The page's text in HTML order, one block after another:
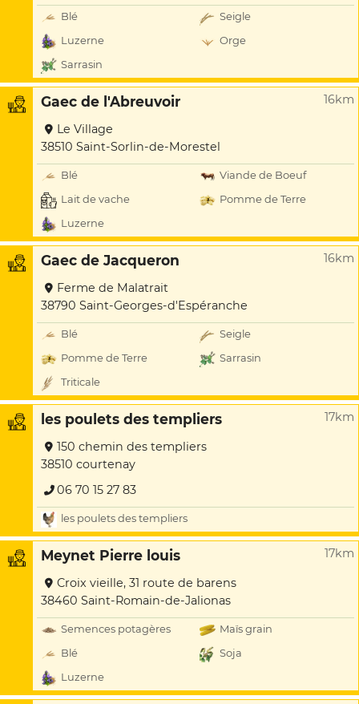
Blé
Seigle
Luzerne
Orge
Sarrasin
Gaec de l'Abreuvoir 16km
Le Village
38510 Saint-Sorlin-de-Morestel
Blé
Viande de Boeuf
Lait de vache
Pomme de Terre
Luzerne
Gaec de Jacqueron 16km
Ferme de Malatrait
38790 Saint-Georges-d'Espéranche
Blé
Seigle
Pomme de Terre
Sarrasin
Triticale
les poulets des templiers 17km
150 chemin des templiers
38510 courtenay
06 70 15 27 83
les poulets des templiers
Meynet Pierre louis 17km
Croix vieille, 31 route de barens
38460 Saint-Romain-de-Jalionas
Semences potagères
Maïs grain
Blé
Soja
Luzerne